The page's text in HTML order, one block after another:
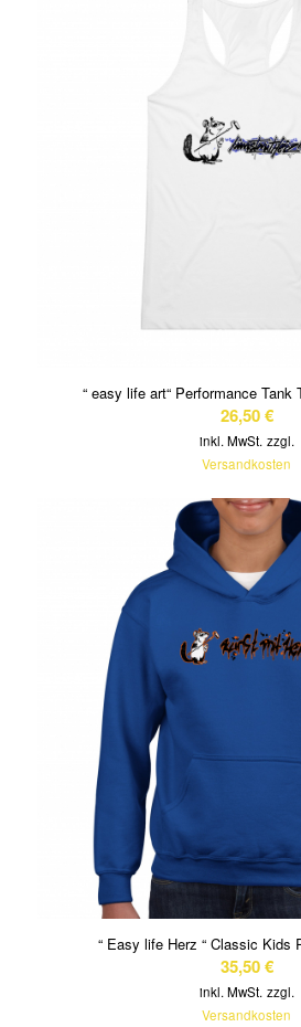
“ easy life art“ Performance Tank
26,50€
inkl. MwSt. zzgl.
Versandkosten
“ Easy life Herz “ Classic Kids
35,50€
inkl. MwSt. zzgl.
Versandkosten